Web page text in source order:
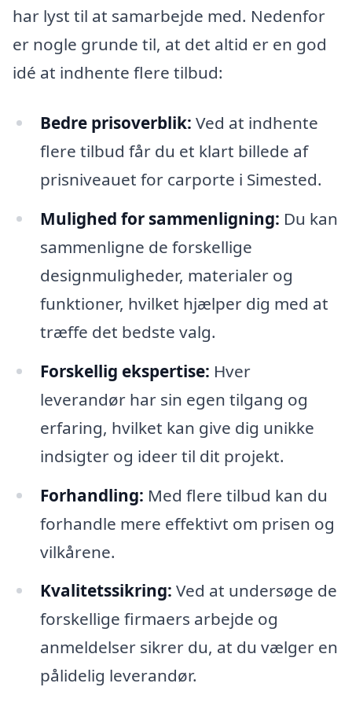
har lyst til at samarbejde med. Nedenfor
er nogle grunde til, at det altid er en god
idé at indhente flere tilbud:
Bedre prisoverblik: Ved at indhente
flere tilbud får du et klart billede af
prisniveauet for carporte i Simested.
Mulighed for sammenligning: Du kan
sammenligne de forskellige
designmuligheder, materialer og
funktioner, hvilket hjælper dig med at
træffe det bedste valg.
Forskellig ekspertise: Hver
leverandør har sin egen tilgang og
erfaring, hvilket kan give dig unikke
indsigter og ideer til dit projekt.
Forhandling: Med flere tilbud kan du
forhandle mere effektivt om prisen og
vilkårene.
Kvalitetssikring: Ved at undersøge de
forskellige firmaers arbejde og
anmeldelser sikrer du, at du vælger en
pålidelig leverandør.